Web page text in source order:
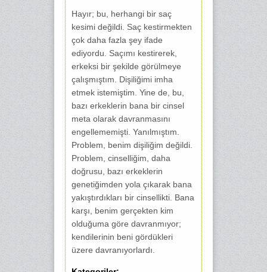
Hayır; bu, herhangi bir saç
kesimi değildi. Saç kestirmekten
çok daha fazla şey ifade
ediyordu. Saçımı kestirerek,
erkeksi bir şekilde görülmeye
çalışmıştım. Dişiliğimi imha
etmek istemiştim. Yine de, bu,
bazı erkeklerin bana bir cinsel
meta olarak davranmasını
engellememişti. Yanılmıştım.
Problem, benim dişiliğim değildi.
Problem, cinselliğim, daha
doğrusu, bazı erkeklerin
genetiğimden yola çıkarak bana
yakıştırdıkları bir cinsellikti. Bana
karşı, benim gerçekten kim
olduğuma göre davranmıyor;
kendilerinin beni gördükleri
üzere davranıyorlardı.